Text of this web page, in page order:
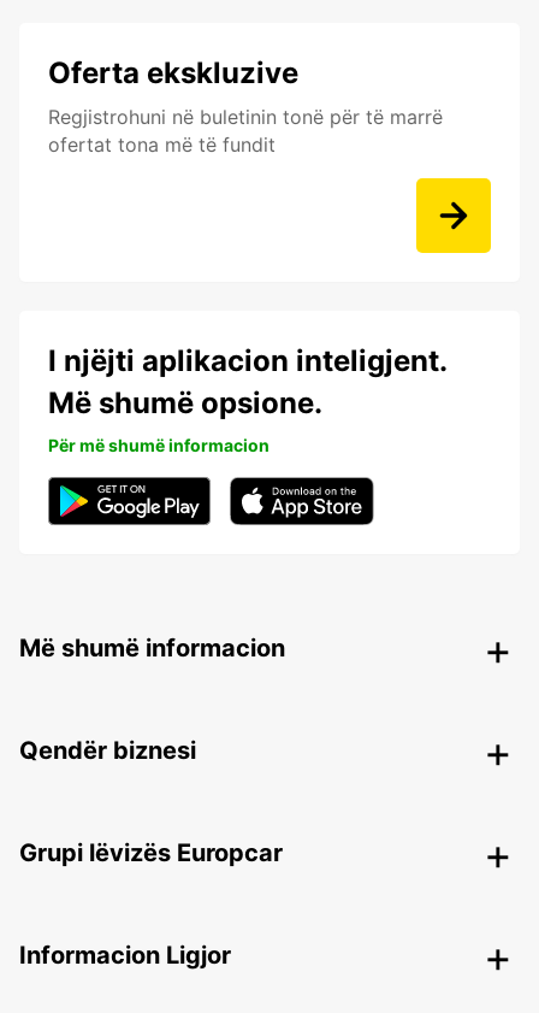
Oferta ekskluzive
Regjistrohuni në buletinin tonë për të marrë
ofertat tona më të fundit
I njëjti aplikacion inteligjent.
Më shumë opsione.
Për më shumë informacion
Më shumë informacion
Qendër biznesi
Grupi lëvizës Europcar
Informacion Ligjor